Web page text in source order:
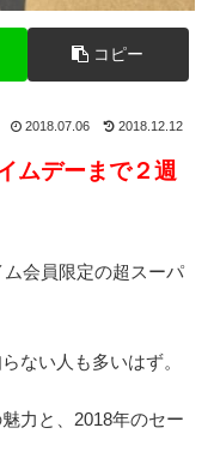
コピー
2018.07.06 2018.12.12
ムデーまで２週
会員限定の超スーパ
ない人も多いはず。
力と、2018年のセー